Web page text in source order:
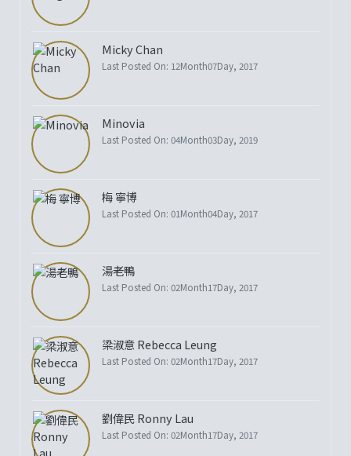
Micky Chan
Last Posted On: 12Month07Day, 2017
Minovia
Last Posted On: 04Month03Day, 2019
梅 寧博
Last Posted On: 01Month04Day, 2017
湯老鴨
Last Posted On: 02Month17Day, 2017
梁淑意 Rebecca Leung
Last Posted On: 02Month17Day, 2017
劉偉民 Ronny Lau
Last Posted On: 02Month17Day, 2017